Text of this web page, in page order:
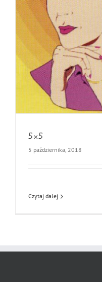
5×5
5 października, 2018
Czytaj dalej